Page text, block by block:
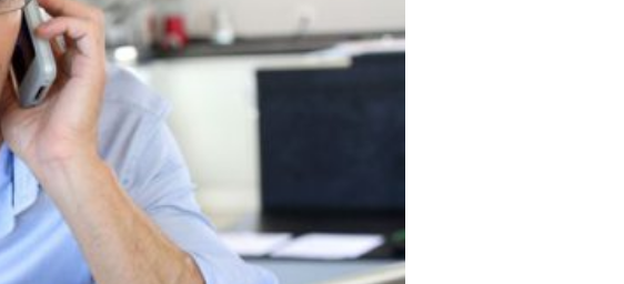
Twinfield – Boekhouden
BaseCone – Facturen
Visionplanner – Rapportage
Klantenportaal – Online dossiers